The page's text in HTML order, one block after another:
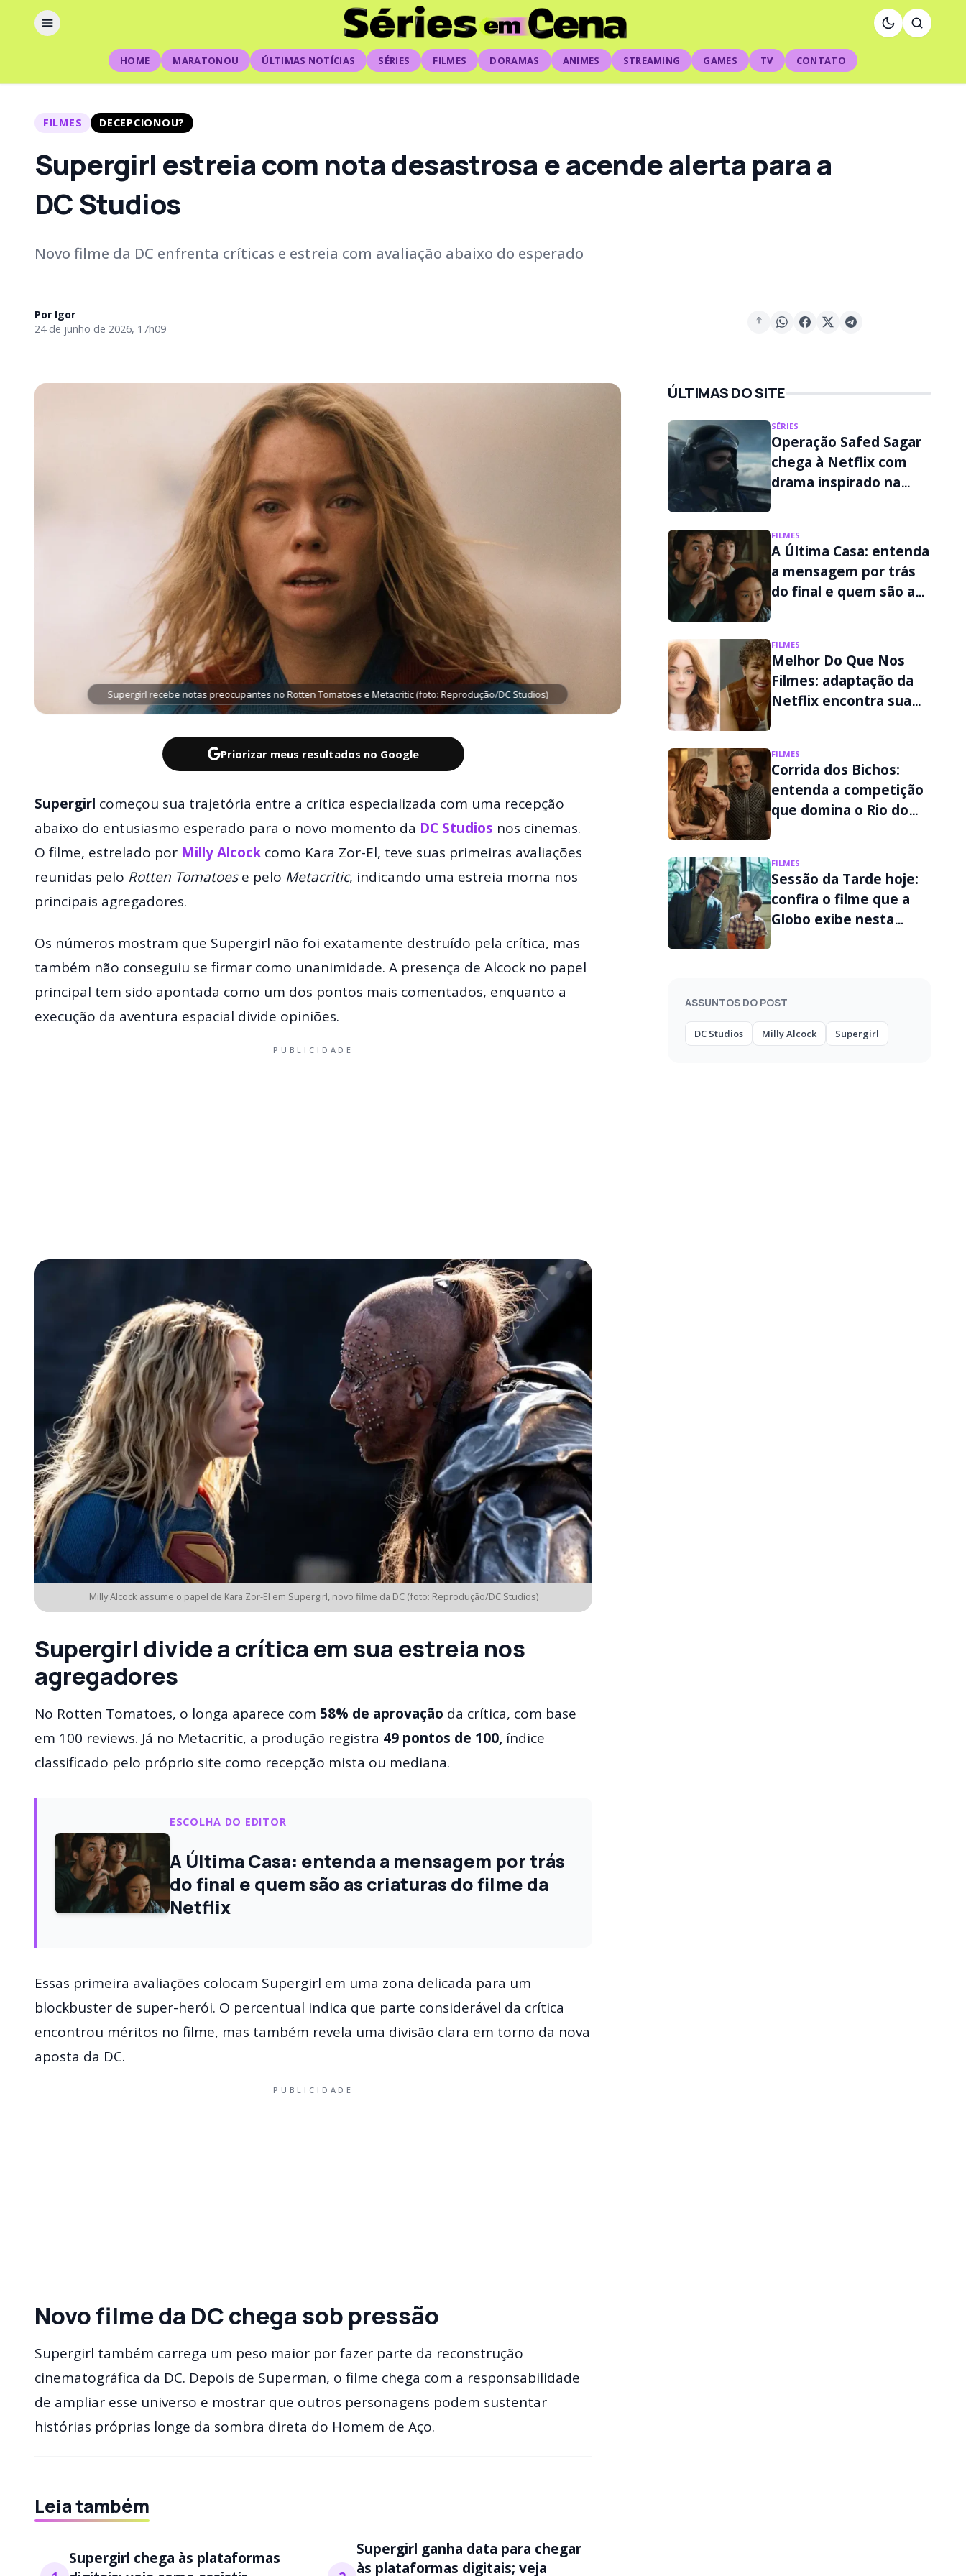
HOME MARATONOU ÚLTIMAS NOTÍCIAS SÉRIES FILMES DORAMAS ANIMES STREAMING GAMES TV CONTATO
FILMES DECEPCIONOU?
Supergirl estreia com nota desastrosa e acende alerta para a
DC Studios
Novo filme da DC enfrenta críticas e estreia com avaliação abaixo do esperado
Por Igor
24 de junho de 2026, 17h09
Supergirl recebe notas preocupantes no Rotten Tomatoes e Metacritic (foto: Reprodução/DC Studios)
Priorizar meus resultados no Google
Supergirl começou sua trajetória entre a crítica especializada com uma recepção
abaixo do entusiasmo esperado para o novo momento da DC Studios nos cinemas.
O filme, estrelado por Milly Alcock como Kara Zor-El, teve suas primeiras avaliações
reunidas pelo Rotten Tomatoese pelo Metacritic, indicando uma estreia morna nos
principais agregadores.
Os números mostram que Supergirl não foi exatamente destruído pela crítica, mas
também não conseguiu se firmar como unanimidade. A presença de Alcock no papel
principal tem sido apontada como um dos pontos mais comentados, enquanto a
execução da aventura espacial divide opiniões.
PUBLICIDADE
Milly Alcock assume o papel de Kara Zor-El em Supergirl, novo filme da DC (foto: Reprodução/DC Studios)
Supergirl divide a crítica em sua estreia nos
agregadores
No Rotten Tomatoes, o longa aparece com 58% de aprovação da crítica, com base
em 100 reviews. Já no Metacritic, a produção registra 49 pontos de 100, índice
classificado pelo próprio site como recepção mista ou mediana.
ESCOLHA DO EDITOR
A Última Casa: entenda a mensagem por trás
do final e quem são as criaturas do filme da
Netflix
Essas primeira avaliações colocam Supergirl em uma zona delicada para um
blockbuster de super-herói. O percentual indica que parte considerável da crítica
encontrou méritos no filme, mas também revela uma divisão clara em torno da nova
aposta da DC.
PUBLICIDADE
Novo filme da DC chega sob pressão
Supergirl também carrega um peso maior por fazer parte da reconstrução
cinematográfica da DC. Depois de Superman, o filme chega com a responsabilidade
de ampliar esse universo e mostrar que outros personagens podem sustentar
histórias próprias longe da sombra direta do Homem de Aço.
Leia também
Supergirl chega às plataformas
Supergirl ganha data para chegar
às plataformas digitais; veja
ÚLTIMAS DO SITE
SÉRIES
Operação Safed Sagar
chega à Netflix com
drama inspirado na
FILMES
A Última Casa: entenda
a mensagem por trás
do final e quem são as
FILMES
Melhor Do Que Nos
Filmes: adaptação da
Netflix encontra sua
FILMES
Corrida dos Bichos:
entenda a competição
que domina o Rio do
FILMES
Sessão da Tarde hoje:
confira o filme que a
Globo exibe nesta
ASSUNTOS DO POST
DC Studios Milly Alcock Supergirl